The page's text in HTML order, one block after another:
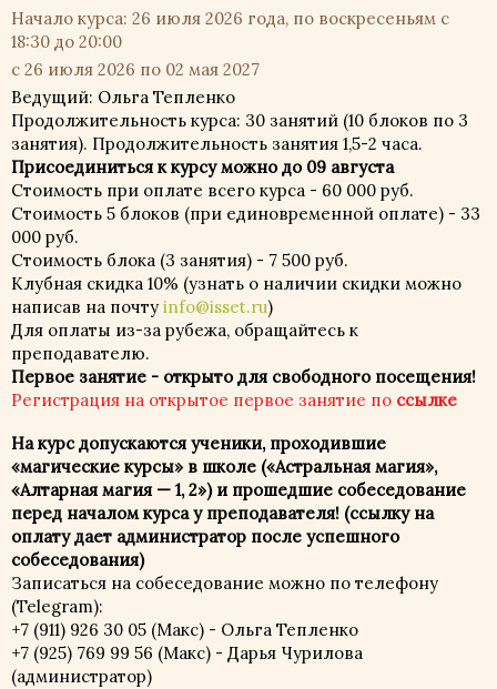
Начало курса: 26 июля 2026 года, по воскресеньям с
18:30 до 20:00
с 26 июля 2026 по 02 мая 2027
Ведущий: Ольга Тепленко
Продолжительность курса: 30 занятий (10 блоков по 3
занятия). Продолжительность занятия 1,5-2 часа.
Присоединиться к курсу можно до 09 августа
Стоимость при оплате всего курса - 60 000 руб.
Стоимость 5 блоков (при единовременной оплате) - 33
000 руб.
Стоимость блока (3 занятия) - 7 500 руб.
Клубная скидка 10% (узнать о наличии скидки можно
написав на почту info@isset.ru)
Для оплаты из-за рубежа, обращайтесь к
преподавателю.
Первое занятие - открыто для свободного посещения!
Регистрация на открытое первое занятие по ссылке
На курс допускаются ученики, проходившие
«магические курсы» в школе («Астральная магия»,
«Алтарная магия — 1, 2») и прошедшие собеседование
перед началом курса у преподавателя! (ссылку на
оплату дает администратор после успешного
собеседования)
Записаться на собеседование можно по телефону
(Telegram):
+7 (911) 926 30 05 (Макс) - Ольга Тепленко
+7 (925) 769 99 56 (Макс) - Дарья Чурилова
(администратор)